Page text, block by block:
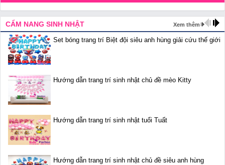
CẨM NANG SINH NHẬT Xem thêm
Set bóng trang trí Biệt đội siêu anh hùng giải cứu thế giới
Hướng dẫn trang trí sinh nhật chủ đề mèo Kitty
Hướng dẫn trang trí sinh nhật tuổi Tuất
Hướng dẫn trang trí sinh nhật chủ đề siêu anh hùng